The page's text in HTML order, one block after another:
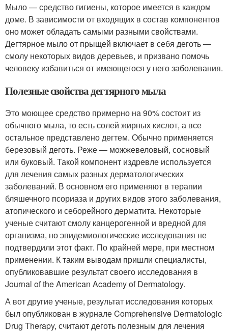
Мыло — средство гигиены, которое имеется в каждом
доме. В зависимости от входящих в состав компонентов
оно может обладать самыми разными свойствами.
Дегтярное мыло от прыщей включает в себя деготь —
смолу некоторых видов деревьев, и призвано помочь
человеку избавиться от имеющегося у него заболевания.
Полезные свойства дегтярного мыла
Это моющее средство примерно на 90% состоит из
обычного мыла, то есть солей жирных кислот, а все
остальное представлено дегтем. Обычно применяется
березовый деготь. Реже — можжевеловый, сосновый
или буковый. Такой компонент издревле используется
для лечения самых разных дерматологических
заболеваний. В основном его применяют в терапии
бляшечного псориаза и других видов этого заболевания,
атопического и себорейного дерматита. Некоторые
ученые считают смолу канцерогенной и вредной для
организма, но эпидемиологические исследования не
подтвердили этот факт. По крайней мере, при местном
применении. К таким выводам пришли специалисты,
опубликовавшие результат своего исследования в
Journal of the American Academy of Dermatology.
А вот другие ученые, результат исследования которых
был опубликован в журнале Comprehensive Dermatologic
Drug Therapy, считают деготь полезным для лечения